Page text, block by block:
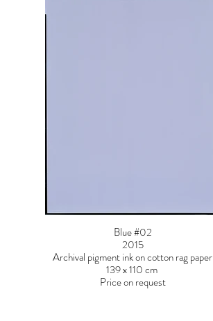
Blue #02
2015
Archival pigment ink on cotton rag paper
139 x 110 cm
Price on request